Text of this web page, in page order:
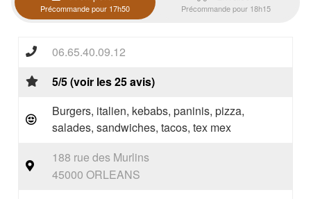
Précommande pour 17h50 Précommande pour 18h15
06.65.40.09.12
5/5 (voir les 25 avis)
Burgers, italien, kebabs, paninis, pizza,
salades, sandwiches, tacos, tex mex
188 rue des Murlins
45000 ORLEANS